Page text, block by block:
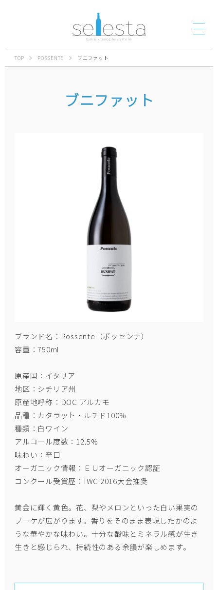
TOP POSSENTE ブニファット
ブニファット
ブランド名：Possente（ポッセンテ）
容量：750ml
原産国：イタリア
地区：シチリア州
原産地呼称：DOC アルカモ
品種：カタラット・ルチド100%
種類：白ワイン
アルコール度数：12.5%
味わい：辛口
オーガニック情報：ＥＵオーガニック認証
コンクール受賞歴：IWC 2016大会推奨
黄金に輝く黄色。花、梨やメロンといった白い果実の
ブーケが広がります。香りをそのまま表現したかのよ
うな華やかな味わい。十分な酸味とミネラル感が生き
生きと感じられ、持続性のある余韻が楽しめます。